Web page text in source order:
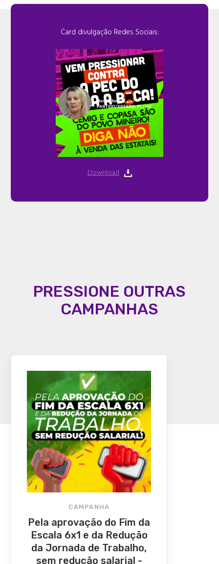
Card divulgação Redes Sociais:
Download
PRESSIONE OUTRAS
CAMPANHAS
CAMPANHA
Pela aprovação do Fim da
Escala 6x1 e da Redução
da Jornada de Trabalho,
sem redução salarial -